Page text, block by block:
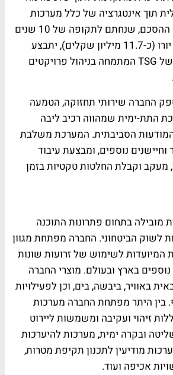
תוך אינטגרציה של כלל מערכות
הלחימה הרלוונטיות. ההסכם, שנחתם לתקופה של 10 שנים
ובהיקף של 3 מיליון יורו (כ-11.7 מיליון שקלים), יתבצע
באמצעות חברת בת של TSG המתמחה בניהול פרויקטים
החברה שירותי תחזוקה, הטמעה
התת-ימית שמהווה רכיב ליבה
הסביבתית. המערכת משלבת
נוספים, ומבצעת עיבוד
מעקב וקבלת החלטות טקטיות בזמן
מובילה בתחום פתרונות התוכנה
לשוק הביטחוני. החברה מפתחת מגוון
המיועדות לשימוש של זרועות שונות
נוספים בארץ ובעולם. מוצרי החברה
באוויר, ביבשה, בים, וכן לפעילויות
בין היתר מפתחת החברה מערכות
זיהוי ועקיבה ומשמשות ליירוט
ובקרה ימית, מערכות להיערכות
מודיעין לתכנון תקיפת מטרות,
אכיפה ועוד.